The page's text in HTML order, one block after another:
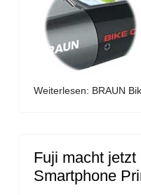
Weiterlesen: BRAUN
Fuji macht
Smartphone